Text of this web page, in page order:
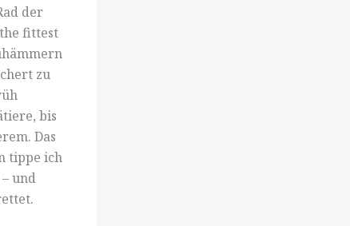
der
fittest
zu
bis
Das
tippe ich
und